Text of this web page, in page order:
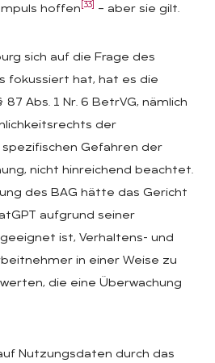
hoffen [33] – aber sie gilt.
sich auf die Frage des
fokussiert hat, hat es die
Abs. 1 Nr. 6 BetrVG, nämlich
der
Gefahren der
nicht hinreichend beachtet.
des BAG hätte das Gericht
aufgrund seiner
ist, Verhaltens- und
in einer Weise zu
die eine Überwachung
Nutzungsdaten durch das